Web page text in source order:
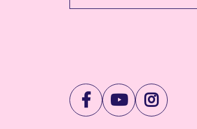
VISITAVISITAVISITA